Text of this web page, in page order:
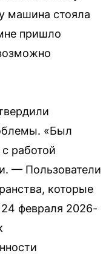
машина стояла
пришло
«Был
работой
— Пользователи
которые
24 февраля 2026-